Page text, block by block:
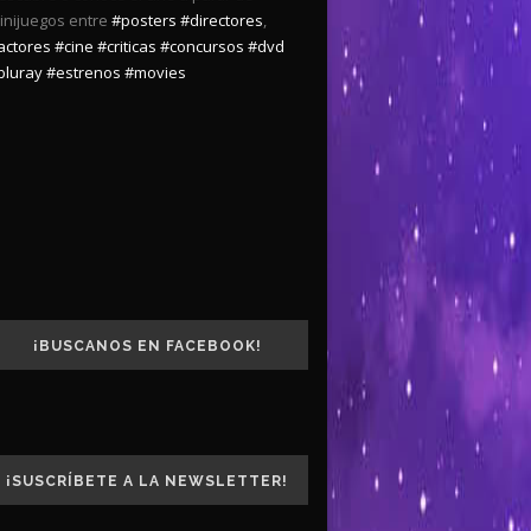
entre #posters #directores,
#cine #criticas #concursos #dvd
#estrenos #movies
¡BUSCANOS EN FACEBOOK!
¡SUSCRÍBETE A LA NEWSLETTER!